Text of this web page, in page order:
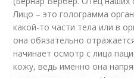
Лицо – это голограмма
какой-то части тела или в
она обязательно
начинает осмотр с лица
кожу, ведь именно она